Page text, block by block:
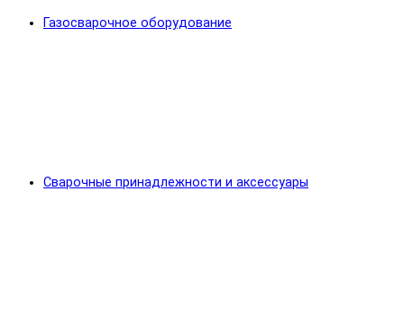
Газосварочное оборудование
Сварочные принадлежности и аксессуары